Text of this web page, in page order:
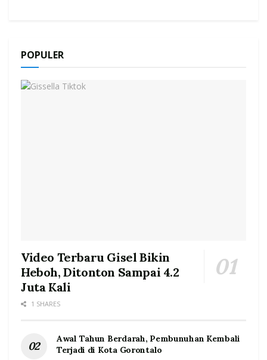
POPULER
Video Terbaru Gisel Bikin
Heboh, Ditonton Sampai 4.2
Juta Kali
1 SHARES
Awal Tahun Berdarah, Pembunuhan Kembali
Terjadi di Kota Gorontalo